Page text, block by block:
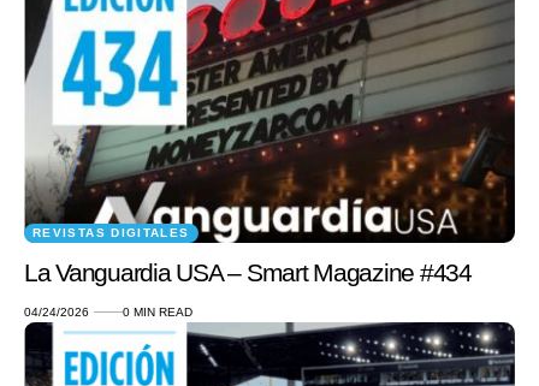
REVISTAS DIGITALES
La Vanguardia USA – Smart Magazine #434
04/24/2026 0 MIN READ